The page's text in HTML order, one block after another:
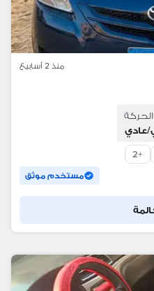
منذ 2 أسابيع
عادي
+
2
مستخدم موثق